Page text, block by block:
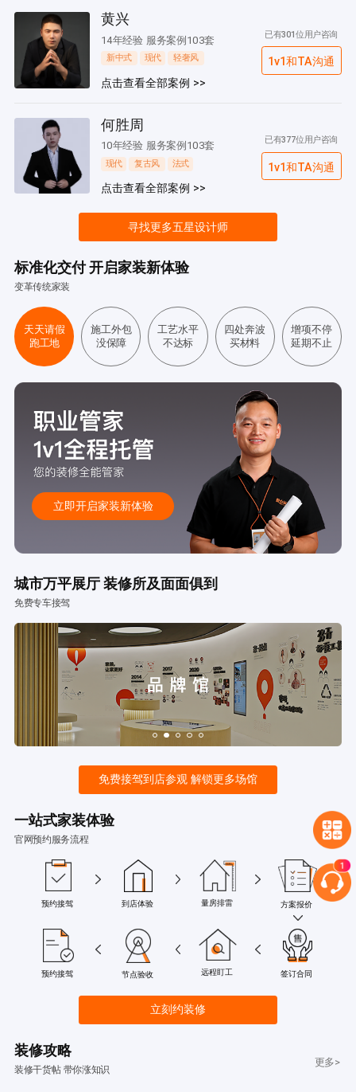
黄兴
14年经验 服务案例103套
新中式 现代 轻奢风
点击查看全部案例 >>
已有301位用户咨询
1v1和TA沟通
何胜周
10年经验 服务案例103套
现代 复古风 法式
点击查看全部案例 >>
已有377位用户咨询
1v1和TA沟通
寻找更多五星设计师
标准化交付 开启家装新体验
变革传统家装
天天请假
跑工地
施工外包
没保障
工艺水平
不达标
四处奔波
买材料
增项不停
延期不止
立即开启家装新体验
城市万平展厅 装修所及面面俱到
免费专车接驾
免费接驾到店参观 解锁更多场馆
一站式家装体验
官网预约服务流程
预约接驾 到店体验 量房排雷 方案报价
预约接驾 节点验收 远程盯工 签订合同
立刻约装修
装修攻略
装修干货帖 带你涨知识
更多>